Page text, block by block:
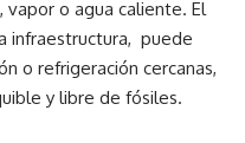
o agua caliente. El
infraestructura, puede
o refrigeración cercanas,
y libre de fósiles.